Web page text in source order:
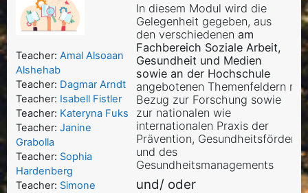
In diesem Modul wird die
Gelegenheit gegeben, aus
den verschiedenenam
Fachbereich Soziale Arbeit,
Gesundheit und Medien
sowie an der Hochschule
angebotenen Themenfeldern mit
Bezug zur Forschung sowie
zur nationalen wie
internationalen Praxis der
Prävention,
und des
Gesundheitsmanagements
und/ oder
Teacher: Amal Alsoaan
Alshehab
Teacher: Dagmar Arndt
Teacher: Isabell Fistler
Teacher: Kateryna Fuks
Teacher: Janine
Grabolla
Teacher: Sophia
Hardenberg
Teacher: Simone